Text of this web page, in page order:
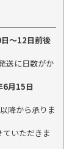
～12日前後
送に日数がか
6月15日
降から承りま
いただきま